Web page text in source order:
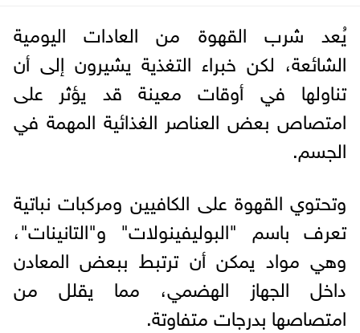
يُعد شرب القهوة من العادات اليومية
الشائعة، لكن خبراء التغذية يشيرون إلى أن
تناولها في أوقات معينة قد يؤثر على
امتصاص بعض العناصر الغذائية المهمة في
الجسم.
وتحتوي القهوة على الكافيين ومركبات نباتية
تعرف باسم "البوليفينولات" و"التانينات"،
وهي مواد يمكن أن ترتبط ببعض المعادن
داخل الجهاز الهضمي، مما يقلل من
امتصاصها بدرجات متفاوتة.